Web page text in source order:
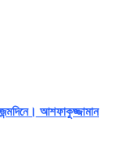
আশফাকুজ্জামান